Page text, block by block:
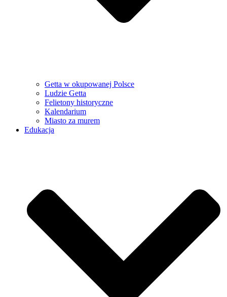
Getta w okupowanej Polsce
Ludzie Getta
Felietony historyczne
Kalendarium
Miasto za murem
Edukacja